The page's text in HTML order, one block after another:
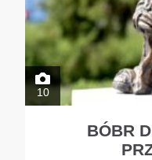
10
BÓBR